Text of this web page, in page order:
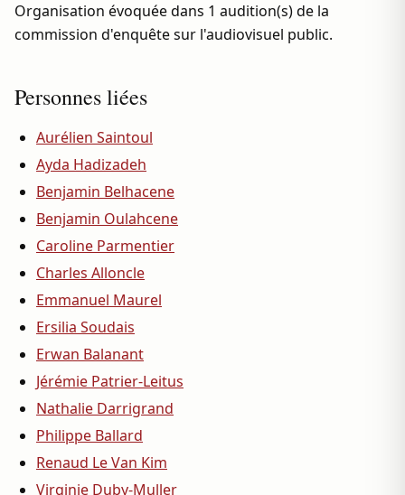
Organisation évoquée dans 1 audition(s) de la
commission d'enquête sur l'audiovisuel public.
Personnes liées
Aurélien Saintoul
Ayda Hadizadeh
Benjamin Belhacene
Benjamin Oulahcene
Caroline Parmentier
Charles Alloncle
Emmanuel Maurel
Ersilia Soudais
Erwan Balanant
Jérémie Patrier-Leitus
Nathalie Darrigrand
Philippe Ballard
Renaud Le Van Kim
Virginie Duby-Muller